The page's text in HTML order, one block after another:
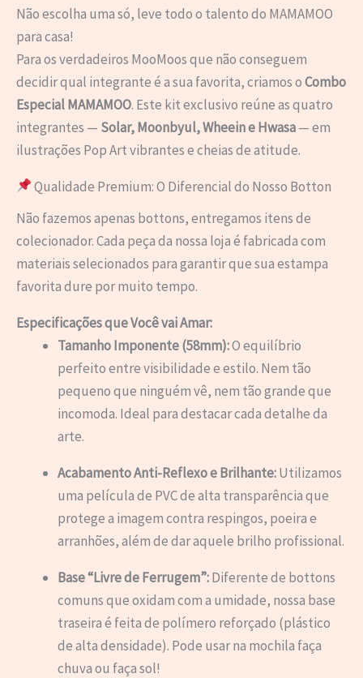
Não escolha uma só, leve todo o talento do MAMAMOO
para casa!
Para os verdadeiros MooMoos que não conseguem
decidir qual integrante é a sua favorita, criamos oCombo
Especial MAMAMOO. Este kit exclusivo reúne as quatro
integrantes — Solar, Moonbyul, Wheein e Hwasa— em
ilustrações Pop Art vibrantes e cheias de atitude.
Qualidade Premium: O Diferencial do Nosso Botton
Não fazemos apenas bottons, entregamos itens de
colecionador. Cada peça da nossa loja é fabricada com
materiais selecionados para garantir que sua estampa
favorita dure por muito tempo.
Especificações que Você vai Amar:
Tamanho Imponente (58mm):O equilíbrio
perfeito entre visibilidade e estilo. Nem tão
pequeno que ninguém vê, nem tão grande que
incomoda. Ideal para destacar cada detalhe da
arte.
Acabamento Anti-Reflexo e Brilhante:Utilizamos
uma película de PVC de alta transparência que
protege a imagem contra respingos, poeira e
arranhões, além de dar aquele brilho profissional.
Base “Livre de Ferrugem”:Diferente de bottons
comuns que oxidam com a umidade, nossa base
traseira é feita de polímero reforçado (plástico
de alta densidade). Pode usar na mochila faça
chuva ou faça sol!